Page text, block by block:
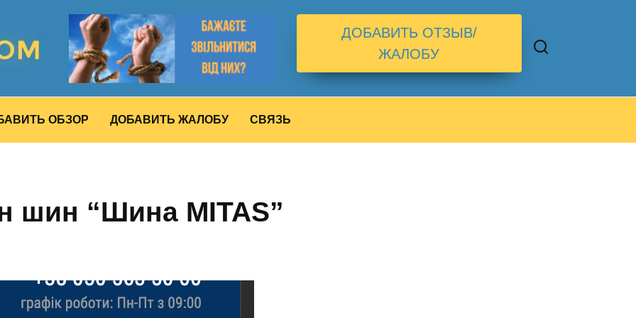
ДОБАВИТЬ ОТЗЫВ/
ЖАЛОБУ
ОБЗОР ДОБАВИТЬ ЖАЛОБУ СВЯЗЬ
шин “Шина MITAS”